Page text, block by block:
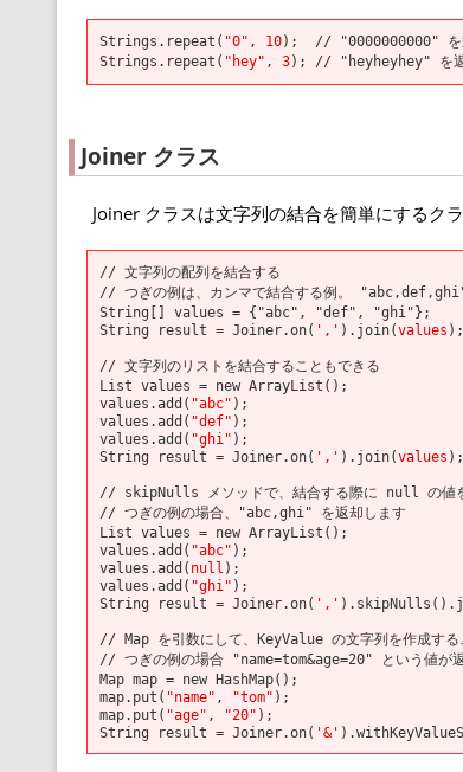
Strings.repeat( "0" , 10); // "0000000000" を
Strings.repeat( "hey" , 3); // "heyheyhey" を返
Joiner クラス
Joiner クラスは文字列の結合を簡単にするク
// 文字列の配列を結合する
// つぎの例は、カンマで結合する例。 "abc,def,ghi"
String[] values = {"abc", "def", "ghi"};
String result = Joiner.on( ',' ).join(values );
// 文字列のリストを結合することもできる
List values = new ArrayList ();
values.add( "abc" );
values.add( "def" );
values.add( "ghi" );
String result = Joiner.on( ',' ).join(values );
// skipNulls メソッドで、結合する際に null の値を
// つぎの例の場合、"abc,ghi" を返却します
List values = new ArrayList ();
values.add( "abc" );
values.add( null );
values.add( "ghi" );
String result = Joiner.on( ','
// Map を引数にして、KeyValue の文字列を作成する
// つぎの例の場合 "name=tom&age=20" という値が
Map map = new HashMap();
map.put( "name" , "tom" );
map.put( "age" , "20" );
String result = Joiner.on( '&'